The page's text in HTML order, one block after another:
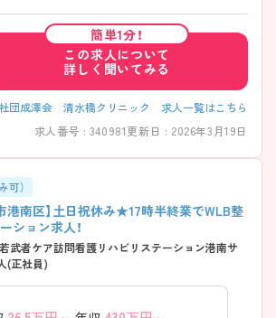
簡単1分！
この求人について
詳しく聞いてみる
団成澤会 清水橋クリニック 求人一覧はこちら
求人番号 : 340981更新日 : 2026年3月19日
可）
港南区】土日祝休み★17時半終業でWLB整
ション求人！
武者ケア訪問看護リハビリステーション港南サ
(正社員)